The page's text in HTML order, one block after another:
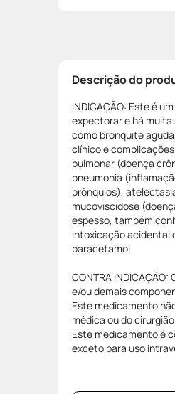
Descrição do
INDICAÇÃO: Este é
expectorar e há
como bronquite
clínico e
pulmonar (doença
pneumonia
brônquios),
mucoviscidose
espesso, também
intoxicação acidental
paracetamol
CONTRA
e/ou demais
Este medicamento
médica ou do
Este medicamento é
exceto para uso